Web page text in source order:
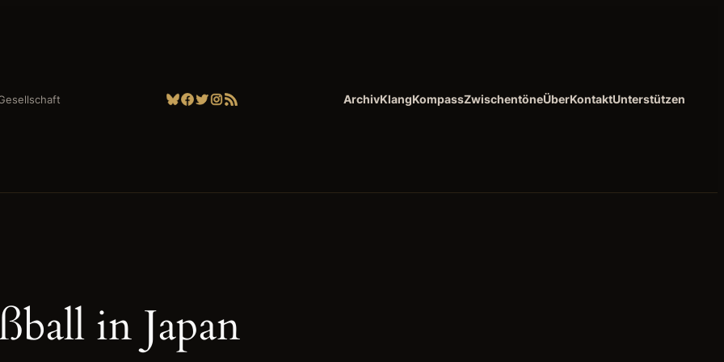
Bluesky
Facebook
Twitter
Instagram
RSS-Feed ArchivKlangKompassZwischentöneÜberKontaktUnterstützen
in Japan